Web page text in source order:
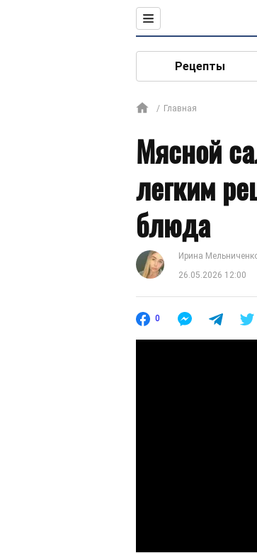
Рецепты
Главная
Мясной
легким
блюда
Ирина
26.05.2026 12:00
0